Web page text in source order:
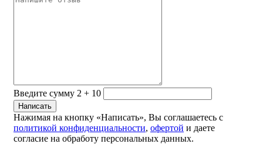
Введите сумму 2 + 10
Нажимая на кнопку «Написать», Вы соглашаетесь с
политикой конфиденциальности, офертой и даете
согласие на обработу персональных данных.